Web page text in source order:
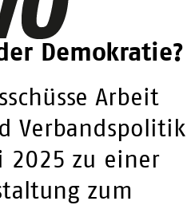
Demokratie?
Arbeit
Verbandspolitik
2025 zu einer
zum